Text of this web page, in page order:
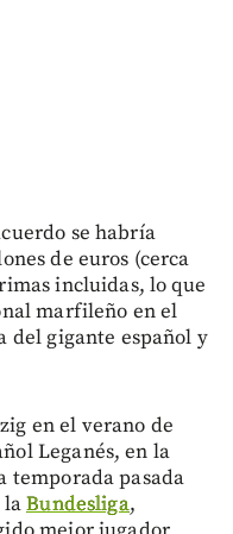
se habría
de euros (cerca
incluidas, lo que
marfileño en el
del gigante español y
en el verano de
Leganés, en la
pasada
laBundesliga,